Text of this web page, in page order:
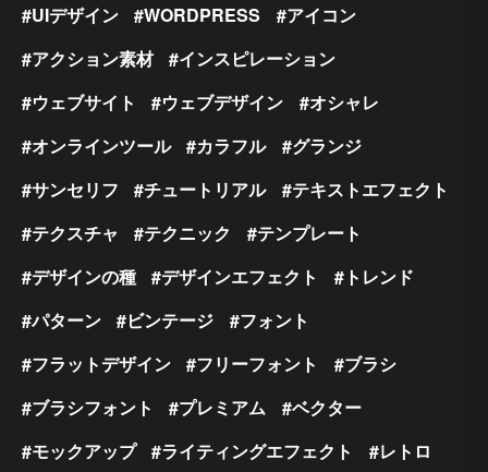
UIデザイン
WORDPRESS
アイコン
アクション素材
インスピレーション
ウェブサイト
ウェブデザイン
オシャレ
オンラインツール
カラフル
グランジ
サンセリフ
チュートリアル
テキストエフェクト
テクスチャ
テクニック
テンプレート
デザインの種
デザインエフェクト
トレンド
パターン
ビンテージ
フォント
フラットデザイン
フリーフォント
ブラシ
ブラシフォント
プレミアム
ベクター
モックアップ
ライティングエフェクト
レトロ